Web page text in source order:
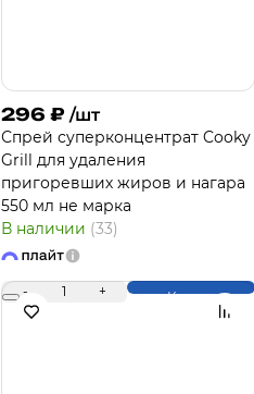
296 ₽ /шт
Спрей суперконцентрат Cooky
Grill для удаления
пригоревших жиров и нагара
550 мл не марка
В наличии (33)
- 1 + Купить